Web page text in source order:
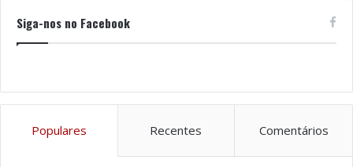
Siga-nos no Facebook
Populares Recentes Comentários